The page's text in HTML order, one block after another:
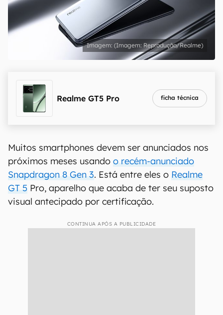
(Imagem: Reprodução/Realme)
Realme GT5 Pro ficha técnica
Muitos smartphones devem ser anunciados nos
próximos meses usando o recém-anunciado
Snapdragon 8 Gen 3. Está entre eles o Realme
GT 5 Pro, aparelho que acaba de ter seu suposto
visual antecipado por certificação.
CONTINUA APÓS A PUBLICIDADE